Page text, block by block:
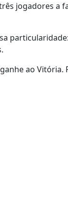
jogadores a
ao Vitória.